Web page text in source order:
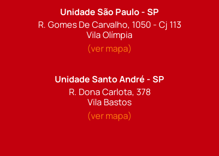
Unidade São Paulo - SP
R. Gomes De Carvalho, 1050 - Cj 113
Vila Olímpia
(ver mapa)
Unidade Santo André - SP
R. Dona Carlota, 378
Vila Bastos
(ver mapa)